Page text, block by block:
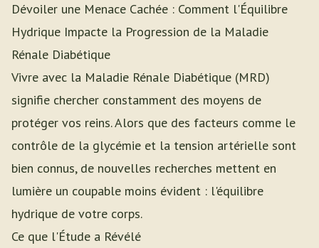
Dévoiler une Menace Cachée : Comment l'Équilibre
Hydrique Impacte la Progression de la Maladie
Rénale Diabétique
Vivre avec la Maladie Rénale Diabétique (MRD)
signifie chercher constamment des moyens de
protéger vos reins. Alors que des facteurs comme le
contrôle de la glycémie et la tension artérielle sont
bien connus, de nouvelles recherches mettent en
lumière un coupable moins évident : l'équilibre
hydrique de votre corps.
Ce que l'Étude a Révélé